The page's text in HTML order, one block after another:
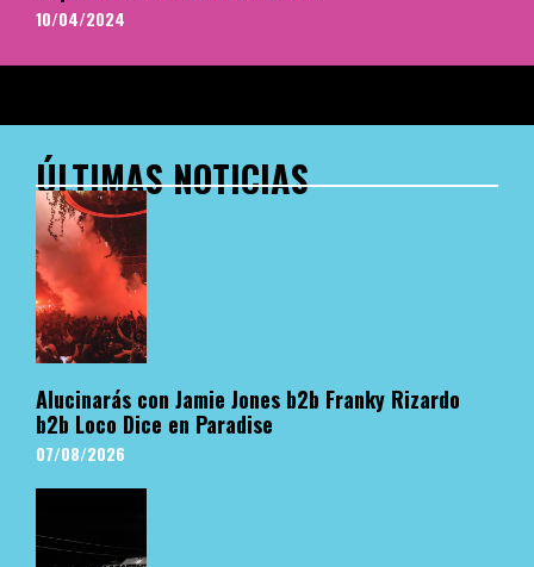
10/04/2024
ÚLTIMAS NOTICIAS
Alucinarás con Jamie Jones b2b Franky Rizardo
b2b Loco Dice en Paradise
07/08/2026